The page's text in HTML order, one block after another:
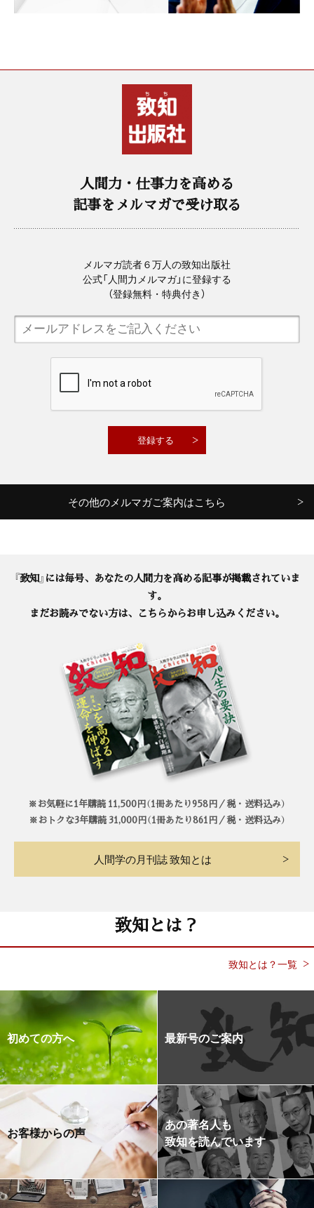
人間力・仕事力を高める
記事をメルマガで受け取る
メルマガ読者６万人の致知出版社
公式「人間力メルマガ」に登録する
（登録無料・特典付き）
その他のメルマガご案内はこちら
『致知』には毎号、あなたの人間力を高める記事が掲載されていま
す。
まだお読みでない方は、こちらからお申し込みください。
※お気軽に1年購読 11,500円（1冊あたり958円／税・送料込み）
※おトクな3年購読 31,000円（1冊あたり861円／税・送料込み）
人間学の月刊誌 致知とは
致知とは？
致知とは？一覧
初めての方へ 最新号のご案内
お客様からの声
あの著名人も
致知を読んでいます